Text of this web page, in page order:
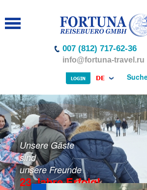
007 (812) 717-62-36
info@fortuna-travel.ru
LOGIN DE
Unsere Gäste
sind
unsere Freunde
23 Jahre Erfolg!